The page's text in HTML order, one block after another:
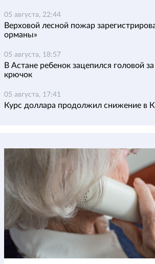
05 августа, 22:44
Верховой лесной пожар
орманы»
05 августа, 18:57
В Астане ребенок зацепился головой
крючок
05 августа, 17:41
Курс доллара продолжил снижение в